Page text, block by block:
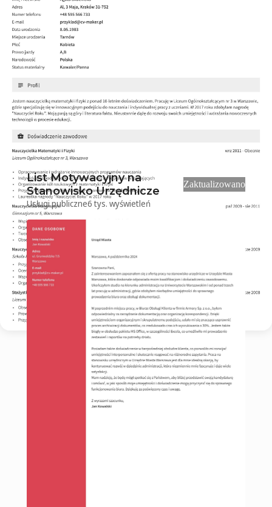
Przeglądaj podobne przykłady
List Motywacyjny na
Stanowisko Urzędnicze
Zaktualizowano
Usługi publiczne6 tys. wyświetleń